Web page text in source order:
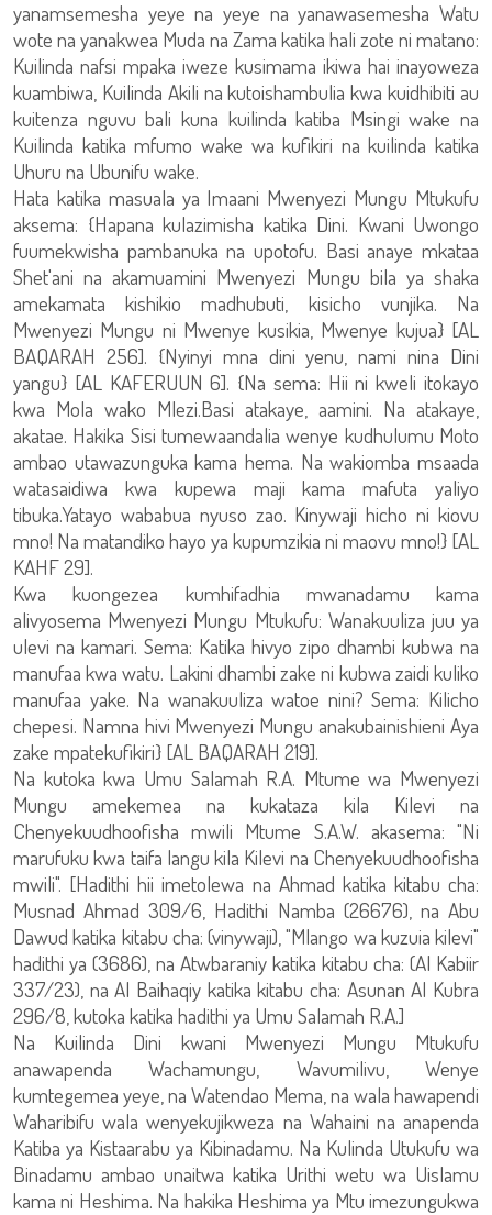
yanamsemesha yeye na yeye na yanawasemesha Watu
wote na yanakwea Muda na Zama katika hali zote ni matano:
Kuilinda nafsi mpaka iweze kusimama ikiwa hai inayoweza
kuambiwa, Kuilinda Akili na kutoishambulia kwa kuidhibiti au
kuitenza nguvu bali kuna kuilinda katiba Msingi wake na
Kuilinda katika mfumo wake wa kufikiri na kuilinda katika
Uhuru na Ubunifu wake.
Hata katika masuala ya Imaani Mwenyezi Mungu Mtukufu
aksema: {Hapana kulazimisha katika Dini. Kwani Uwongo
fuumekwisha pambanuka na upotofu. Basi anaye mkataa
Shet'ani na akamuamini Mwenyezi Mungu bila ya shaka
amekamata kishikio madhubuti, kisicho vunjika. Na
Mwenyezi Mungu ni Mwenye kusikia, Mwenye kujua} [AL
BAQARAH 256]. {Nyinyi mna dini yenu, nami nina Dini
yangu} [AL KAFERUUN 6]. {Na sema: Hii ni kweli itokayo
kwa Mola wako Mlezi.Basi atakaye, aamini. Na atakaye,
akatae. Hakika Sisi tumewaandalia wenye kudhulumu Moto
ambao utawazunguka kama hema. Na wakiomba msaada
watasaidiwa kwa kupewa maji kama mafuta yaliyo
tibuka.Yatayo wababua nyuso zao. Kinywaji hicho ni kiovu
mno! Na matandiko hayo ya kupumzikia ni maovu mno!} [AL
KAHF 29].
Kwa kuongezea kumhifadhia mwanadamu kama
alivyosema Mwenyezi Mungu Mtukufu: Wanakuuliza juu ya
ulevi na kamari. Sema: Katika hivyo zipo dhambi kubwa na
manufaa kwa watu. Lakini dhambi zake ni kubwa zaidi kuliko
manufaa yake. Na wanakuuliza watoe nini? Sema: Kilicho
chepesi. Namna hivi Mwenyezi Mungu anakubainishieni Aya
zake mpatekufikiri} [AL BAQARAH 219].
Na kutoka kwa Umu Salamah R.A. Mtume wa Mwenyezi
Mungu amekemea na kukataza kila Kilevi na
Chenyekuudhoofisha mwili Mtume S.A.W. akasema: "Ni
marufuku kwa taifa langu kila Kilevi na Chenyekuudhoofisha
mwili". [Hadithi hii imetolewa na Ahmad katika kitabu cha:
Musnad Ahmad 309/6, Hadithi Namba (26676), na Abu
Dawud katika kitabu cha: (vinywaji), "Mlango wa kuzuia kilevi"
hadithi ya (3686), na Atwbaraniy katika kitabu cha: (Al Kabiir
337/23), na Al Baihaqiy katika kitabu cha: Asunan Al Kubra
296/8, kutoka katika hadithi ya Umu Salamah R.A.]
Na Kuilinda Dini kwani Mwenyezi Mungu Mtukufu
anawapenda Wachamungu, Wavumilivu, Wenye
kumtegemea yeye, na Watendao Mema, na wala hawapendi
Waharibifu wala wenyekujikweza na Wahaini na anapenda
Katiba ya Kistaarabu ya Kibinadamu. Na Kulinda Utukufu wa
Binadamu ambao unaitwa katika Urithi wetu wa Uislamu
kama ni Heshima. Na hakika Heshima ya Mtu imezungukwa